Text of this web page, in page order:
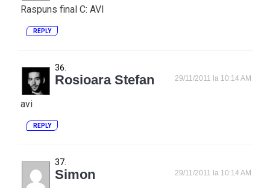
Raspuns final C: AVI
REPLY
Rosioara Stefan 29/11/2011 la 10:14 AM
avi
REPLY
Simon 29/11/2011 la 10:14 AM